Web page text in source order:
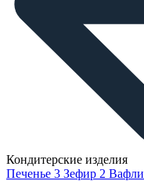
Кондитерские изделия
Печенье 3 Зефир 2 Вафли